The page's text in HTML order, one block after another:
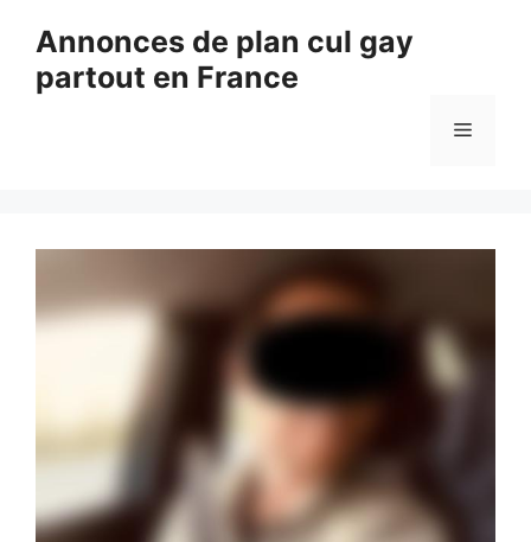
contenu
Annonces de plan cul gay
partout en France
Menu